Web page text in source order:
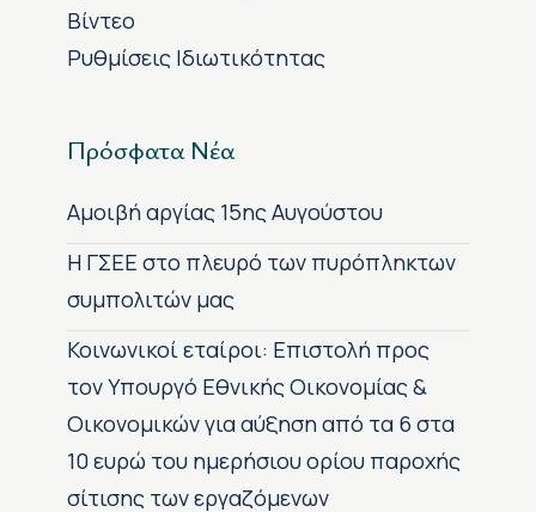
Βίντεο
Ρυθμίσεις Ιδιωτικότητας
Πρόσφατα Νέα
Αμοιβή αργίας 15ης Αυγούστου
H ΓΣΕΕ στο πλευρό των πυρόπληκτων
συμπολιτών μας
Κοινωνικοί εταίροι: Επιστολή προς
τον Υπουργό Εθνικής Οικονομίας &
Οικονομικών για αύξηση από τα 6 στα
10 ευρώ του ημερήσιου ορίου παροχής
σίτισης των εργαζόμενων